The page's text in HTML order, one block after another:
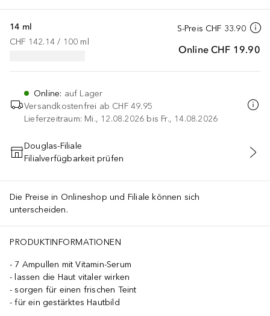
S-Preis CHF 33.90
Online CHF 19.90
14 ml
CHF 142.14 / 100 ml
Online: auf Lager
Versandkostenfrei ab CHF 49.95
Lieferzeitraum: Mi., 12.08.2026 bis Fr., 14.08.2026
IN DEN WARENKORB
Douglas-Filiale
Filialverfügbarkeit prüfen
Die Preise in Onlineshop und Filiale können sich
unterscheiden.
PRODUKTINFORMATIONEN
7 Ampullen mit Vitamin-Serum
lassen die Haut vitaler wirken
sorgen für einen frischen Teint
für ein gestärktes Hautbild